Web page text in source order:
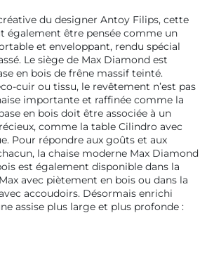
du designer Antoy Filips, cette
également être pensée comme un
et enveloppant, rendu spécial
Le siège de Max Diamond est
en bois de frêne massif teinté.
cuir ou tissu, le revêtement n’est pas
importante et raffinée comme la
en bois doit être associée à un
comme la table Cilindro avec
Pour répondre aux goûts et aux
la chaise moderne Max Diamond
est également disponible dans la
avec piètement en bois ou dans la
accoudoirs. Désormais enrichi
assise plus large et plus profonde :